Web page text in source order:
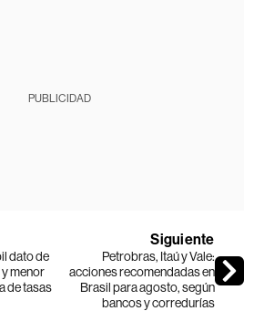
PUBLICIDAD
dato de
y menor
de tasas
Siguiente
Petrobras, Itaú y Vale:
acciones recomendadas en
Brasil para agosto, según
bancos y corredurías